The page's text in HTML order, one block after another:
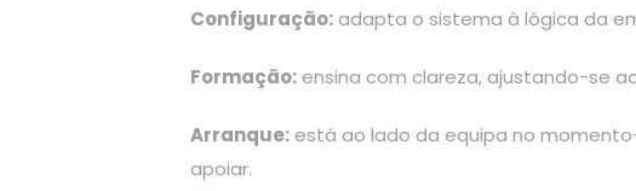
Configuração: adapta o sistema à lógica da
Formação: ensina com clareza, ajustando-se
Arranque: está ao lado da equipa no
apoiar.